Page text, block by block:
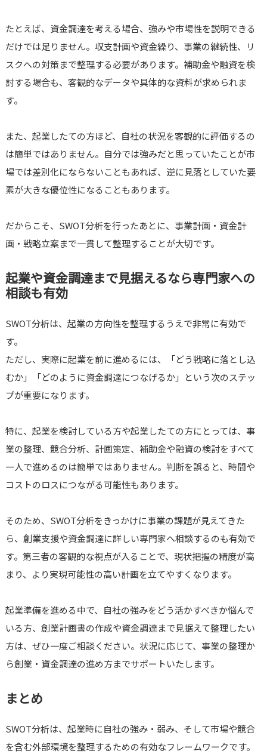
たとえば、資金調達を考える場合、強みや市場性を説明できる
だけでは足りません。収支計画や資金繰り、事業の継続性、リ
スクへの対策まで整理する必要があります。補助金や融資を検
討する場合も、客観的なデータや具体的な資料が求められま
す。
また、起業したての方ほど、自社の状況を客観的に評価するの
は簡単ではありません。自分では強みだと思っていたことが市
場では差別化にならないこともあれば、逆に見落としていた要
素が大きな優位性になることもあります。
だからこそ、SWOT分析を行ったあとに、事業計画・資金計
画・戦略立案まで一貫して整理することが大切です。
起業や資金調達まで見据えるなら専門家への
相談も有効
SWOT分析は、起業の方向性を整理するうえで非常に有効で
す。
ただし、実際に起業を前に進めるには、「どう戦略に落とし込
むか」「どのように資金調達につなげるか」という次のステッ
プが重要になります。
特に、起業を検討している方や起業したての方にとっては、事
業の整理、競合分析、計画策定、補助金や融資の検討をすべて
一人で進めるのは簡単ではありません。判断を誤ると、時間や
コストのロスにつながる可能性もあります。
そのため、SWOT分析をきっかけに事業の課題が見えてきた
ら、創業支援や資金調達に詳しい専門家へ相談するのも有効で
す。第三者の客観的な視点が入ることで、現状把握の精度が高
まり、より実現可能性の高い計画を立てやすくなります。
起業準備を進める中で、自社の強みをどう活かすべきか悩んで
いる方、創業計画書の作成や資金調達まで見据えて整理したい
方は、ぜひ一度ご相談ください。状況に応じて、事業の整理か
ら創業・資金調達の進め方までサポートいたします。
まとめ
SWOT分析は、起業時に自社の強み・弱み、そして市場や競合
を含む外部環境を整理するための有効なフレームワークです。